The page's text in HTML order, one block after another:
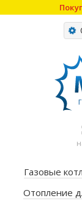
Газовые
Отопление